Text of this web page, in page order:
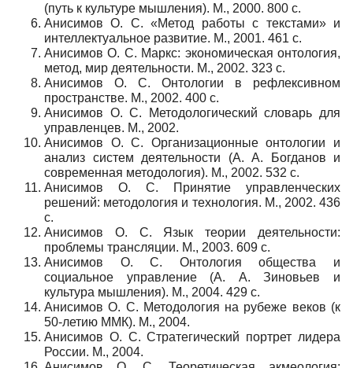
(путь к культуре мышления). М., 2000. 800 с.
Анисимов О. С. «Метод работы с текстами» и
интеллектуальное развитие. М., 2001. 461 с.
Анисимов О. С. Маркс: экономическая онтология,
метод, мир деятельности. М., 2002. 323 с.
Анисимов О. С. Онтологии в рефлексивном
пространстве. М., 2002. 400 с.
Анисимов О. С. Методологический словарь для
управленцев. М., 2002.
Анисимов О. С. Организационные онтологии и
анализ систем деятельности (А. А. Богданов и
современная методология). М., 2002. 532 с.
Анисимов О. С. Принятие управленческих
решений: методология и технология. М., 2002. 436
с.
Анисимов О. С. Язык теории деятельности:
проблемы трансляции. М., 2003. 609 с.
Анисимов О. С. Онтология общества и
социальное управление (А. А. Зиновьев и
культура мышления). М., 2004. 429 с.
Анисимов О. С. Методология на рубеже веков (к
50-летию ММК). М., 2004.
Анисимов О. С. Стратегический портрет лидера
России. М., 2004.